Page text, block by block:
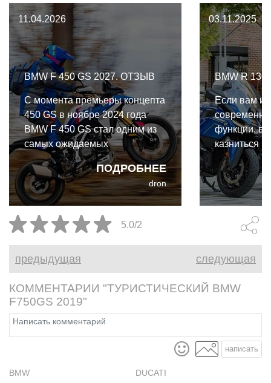
11.04.2026
BMW F 450 GS 2027. ОТЗЫВ
ПОДРОБНЕЕ
С момента премьеры концепта
450 GS в ноябре 2024 года
BMW F 450 GS стал одним из
самых ожидаемых
приключенческих мотоциклов.
И вот наконец-то на нем
прокатились. Стоило ли ждать?
Прямо сейчас лучшее время,
чтобы присмотреться к легкому
приключенческому мотоциклу
до 500 кубов.
dron
03.11.2025
BMW R
Если вам
функции,
казниться
дальняки,
2026
RT,
идеальным
комфорта,
5.0/2
предыдущая следующая
КОММЕНТАРИИ "ТУРИСТИЧЕСКИЙ BMW
F750GS 2019"
написать
BMW
DUCATI